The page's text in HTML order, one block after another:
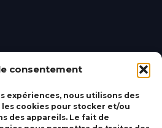
consentement
expériences, nous utilisons des
cookies pour stocker et/ou
des appareils. Le fait de
Le